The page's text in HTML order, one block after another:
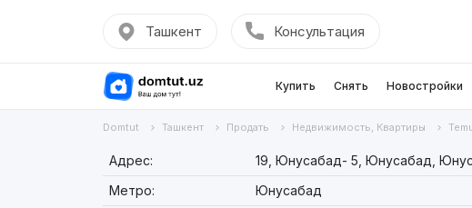
Ташкент Консультация
Купить Снять Новостройки
Domtut Ташкент Продать Недвижимость, Квартиры
Адрес:
19, Юнусабад- 5, Юнусабад,
Метро:
Юнусабад